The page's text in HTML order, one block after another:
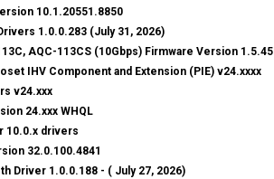
10.1.20551.8850
1.0.0.283 (July 31, 2026)
AQC-113CS (10Gbps) Firmware Version 1.5.45
IHV Component and Extension (PIE) v24.xxxx
v24.xxx
24.xxx WHQL
10.0.x drivers
32.0.100.4841
Driver 1.0.0.188 - ( July 27, 2026)